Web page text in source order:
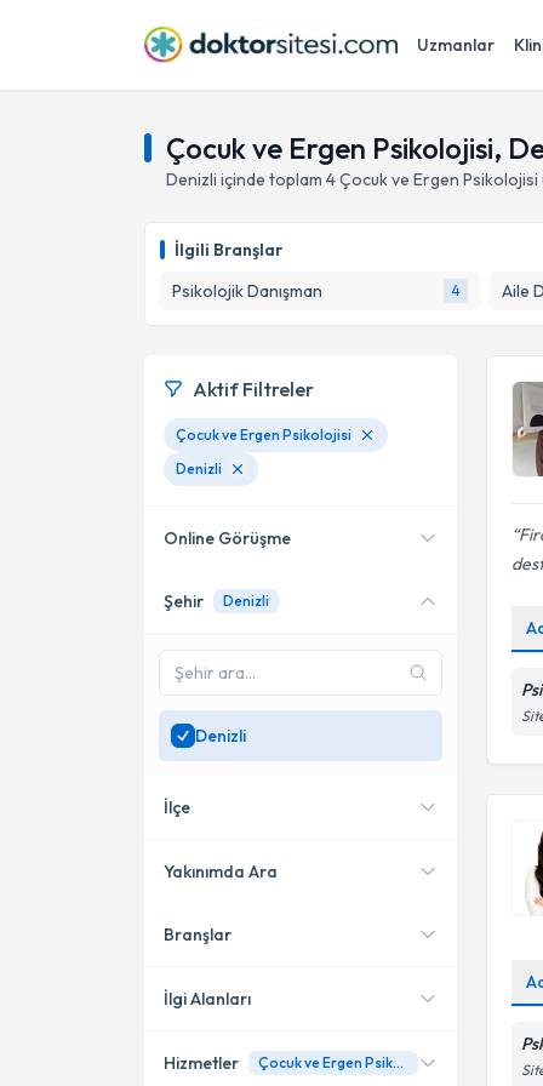
Uzmanlar
Çocuk ve Ergen Psikolojisi,
Denizli içinde toplam 4Çocuk ve Ergen Psikolojisi
İlgili Branşlar
Psikolojik Danışman
4 Aile
Aktif Filtreler
Çocuk ve Ergen Psikolojisi
Denizli
Online Görüşme
Online danışmanlık sunan
SadeceDenizli
uzman ara
Şehir Denizli
Denizli
İlçe
Pamukkale
Acıpayam
Yakınımda Ara
Konumuma yakın uzmanları
Branşlar
Psikolojik Danışman
İlgi Alanları
Hizmetler Çocuk ve Ergen Psikolojisi